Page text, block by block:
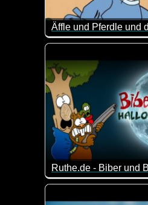
Das Pferdle ist
Halloween-Special